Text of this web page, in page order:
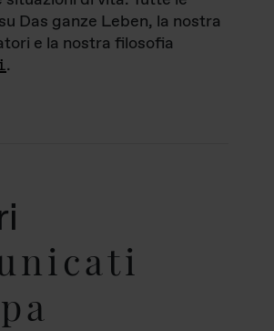
Das ganze Leben, la nostra
e la nostra filosofia
.